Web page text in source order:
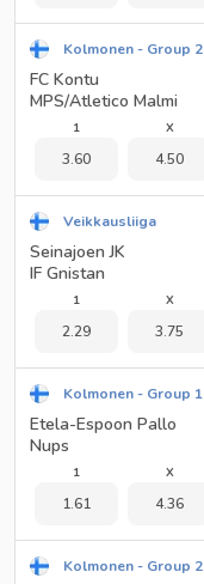
Kolmonen - Group 2
FC Kontu
MPS/Atletico Malmi
1
3.60
X
4.50
Veikkausliiga
Seinajoen JK
IF Gnistan
1
2.29
X
3.75
Kolmonen - Group 1
Etela-Espoon Pallo
Nups
1
1.61
X
4.36
Kolmonen - Group 2